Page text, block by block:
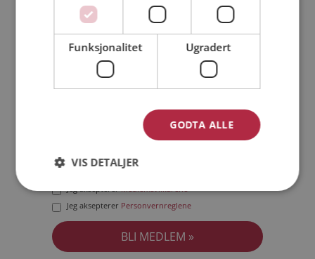
Jeg er en: Mann Kvinne
Min alder:
Jeg akseptererMedlemsvilkårene
Jeg aksepterer Personvernreglene
Funksjonalitet Ugradert
GODTA ALLE
VIS DETALJER